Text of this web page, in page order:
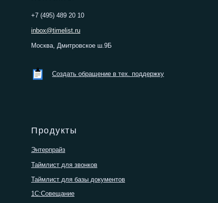
Создать обращение в тех. поддержку
+7 (495) 489 20 10
inbox@timelist.ru
Москва, Дмитровское ш.9Б
Таймлист для звонков
Энтерпрайз
1С:Совещание
Таймлист для базы документов
Продукты